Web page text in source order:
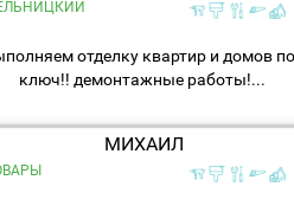
отделку квартир и домов
ключ!! демонтажные работы!...
МИХАИЛ